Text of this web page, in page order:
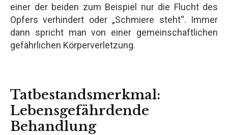
einer der beiden zum Beispiel nur die Flucht des
Opfers verhindert oder „Schmiere steht“. Immer
dann spricht man von einer gemeinschaftlichen
gefährlichen Körperverletzung.
Tatbestandsmerkmal:
Lebensgefährdende
Behandlung